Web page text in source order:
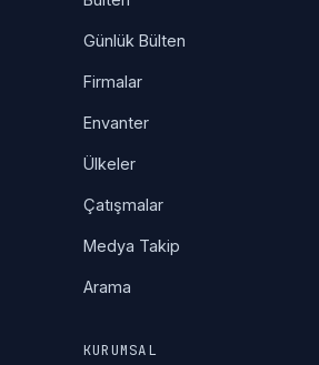
Günlük Bülten
Firmalar
Envanter
Ülkeler
Çatışmalar
Medya Takip
Arama
KURUMSAL